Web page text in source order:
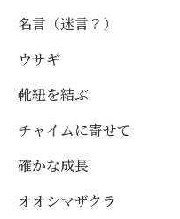
名言（迷言？）
ウサギ
靴紐を結ぶ
チャイムに寄せて
確かな成長
オオシマザクラ